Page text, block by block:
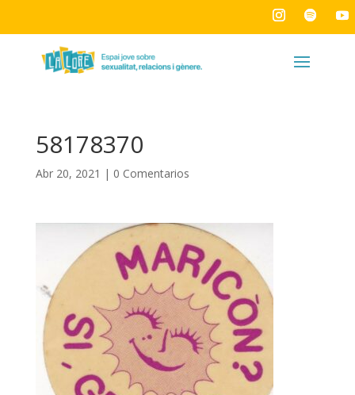
58178370
Abr 20, 2021 | 0 Comentarios